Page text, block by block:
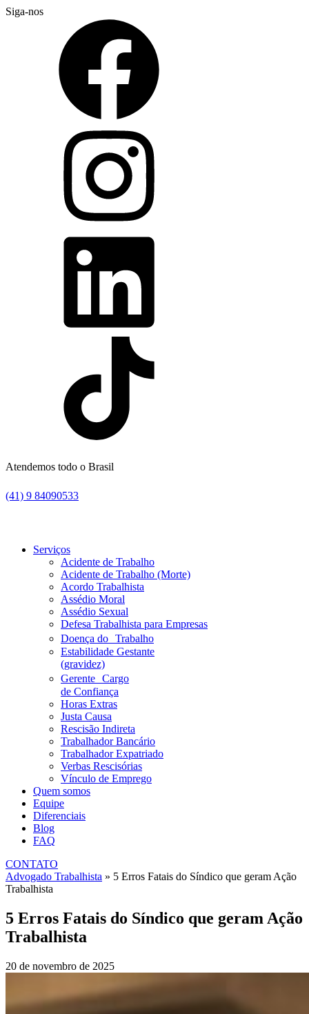
Siga-nos
Atendemos todo o Brasil
(41) 9 84090533
Serviços
Acidente de Trabalho
Acidente de Trabalho (Morte)
Acordo Trabalhista
Assédio Moral
Assédio Sexual
Defesa Trabalhista para Empresas
Doença do Trabalho
Estabilidade Gestante
(gravidez)
Gerente Cargo
de Confiança
Horas Extras
Justa Causa
Rescisão Indireta
Trabalhador Bancário
Trabalhador Expatriado
Verbas Rescisórias
Vínculo de Emprego
Quem somos
Equipe
Diferenciais
Blog
FAQ
CONTATO
Advogado Trabalhista » 5 Erros Fatais do Síndico que geram Ação
Trabalhista
5 Erros Fatais do Síndico que geram Ação
Trabalhista
20 de novembro de 2025